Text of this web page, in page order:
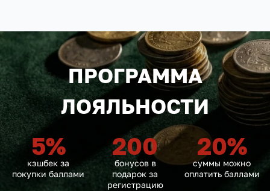
ПРОГРАММА
ЛОЯЛЬНОСТИ
5%
кэшбек за
покупки баллами
200
бонусов в
подарок за
регистрацию
20%
суммы можно
оплатить баллами